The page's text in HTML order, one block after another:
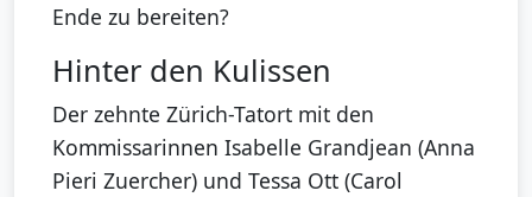
Ende zu bereiten?
Hinter den Kulissen
Der zehnte Zürich-Tatort mit den
Kommissarinnen Isabelle Grandjean (Anna
Pieri Zuercher) und Tessa Ott (Carol